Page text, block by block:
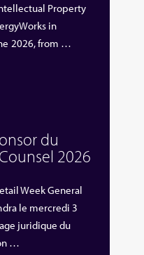
Property
in
2026, from …
du
2026
Week General
le mercredi 3
juridique du
…